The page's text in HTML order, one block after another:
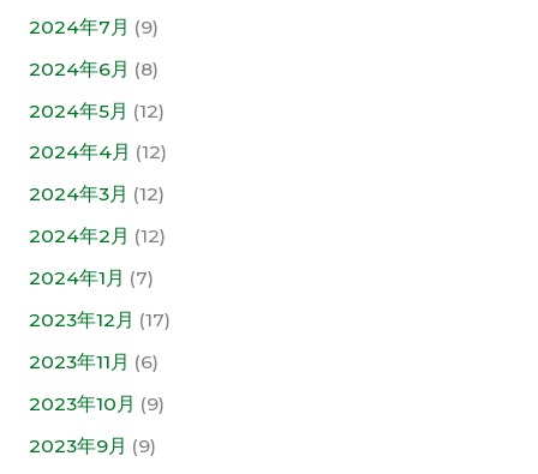
2024年7月 (9)
2024年6月 (8)
2024年5月 (12)
2024年4月 (12)
2024年3月 (12)
2024年2月 (12)
2024年1月 (7)
2023年12月 (17)
2023年11月 (6)
2023年10月 (9)
2023年9月 (9)